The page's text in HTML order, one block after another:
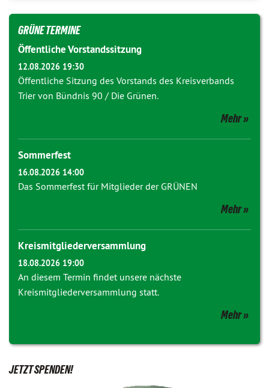
GRÜNE TERMINE
Öffentliche Vorstandssitzung
12.08.2026 19:30
Öffentliche Sitzung des Vorstands des Kreisverbands
Trier von Bündnis 90 / Die Grünen.
Mehr
Sommerfest
16.08.2026 14:00
Das Sommerfest für Mitglieder der GRÜNEN
Mehr
Kreismitgliederversammlung
18.08.2026 19:00
An diesem Termin findet unsere nächste
Kreismitgliederversammlung statt.
Mehr
JETZT SPENDEN!